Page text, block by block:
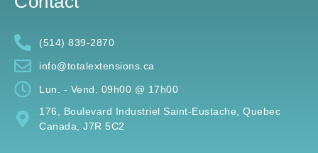
(514) 839-2870
info@totalextensions.ca
Lun. - Vend. 09h00 @ 17h00
176, Boulevard Industriel Saint-Eustache, Quebec